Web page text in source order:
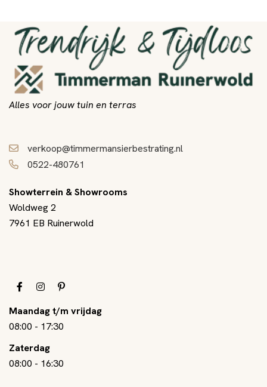
Alles voor jouw tuin en terras
verkoop@timmermansierbestrating.nl
0522-480761
Showterrein & Showrooms
Woldweg 2
7961 EB Ruinerwold
Maandag t/m vrijdag
08:00 - 17:30
Zaterdag
08:00 - 16:30